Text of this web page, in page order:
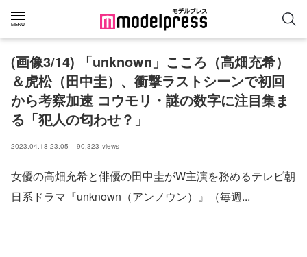
(画像3/14) 「unknown」こころ（高畑充希）
＆虎松（田中圭）、衝撃ラストシーンで初回
から考察加速 コウモリ・謎の数字に注目集ま
る「犯人の匂わせ？」
2023.04.18 23:05 90,323 views
女優の高畑充希と俳優の田中圭がW主演を務めるテレビ朝
日系ドラマ『unknown（アンノウン）』（毎週...